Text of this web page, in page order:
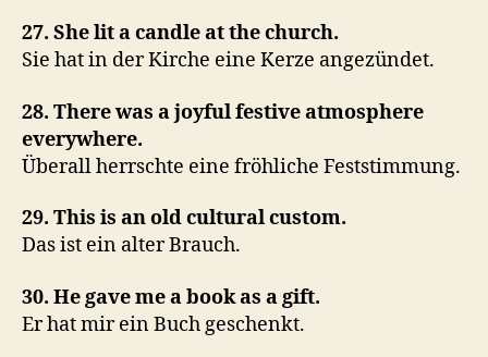
27. She lit a candle at the church.
Sie hat in der Kirche eine Kerze angezündet.
28. There was a joyful festive atmosphere
everywhere.
Überall herrschte eine fröhliche Feststimmung.
29. This is an old cultural custom.
Das ist ein alter Brauch.
30. He gave me a book as a gift.
Er hat mir ein Buch geschenkt.